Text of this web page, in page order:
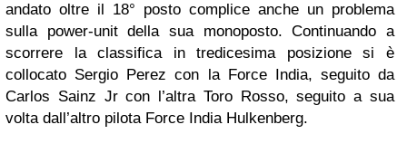
andato oltre il 18° posto complice anche un problema
sulla power-unit della sua monoposto. Continuando a
scorrere la classifica in tredicesima posizione si è
collocato Sergio Perez con la Force India, seguito da
Carlos Sainz Jr con l’altra Toro Rosso, seguito a sua
volta dall’altro pilota Force India Hulkenberg.